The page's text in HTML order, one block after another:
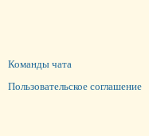
Команды чата
Пользовательское соглашение